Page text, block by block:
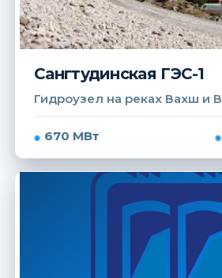
Сангтудинская ГЭС-1
Гидроузел на реках Вахш и
670 МВт